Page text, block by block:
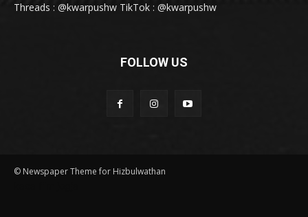
Threads : @kwarpushw TikTok : @kwarpushw
FOLLOW US
© Newspaper Theme for Hizbulwathan